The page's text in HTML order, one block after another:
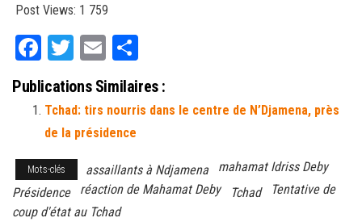
Post Views: 1 759
Fa
ce
bo
ok
T
tt
er
E
m
ail ag
er
Publications Similaires :
Tchad: tirs nourris dans le centre de N’Djamena, près
de la présidence
Mots-clés assaillants à Ndjamena
mahamat Idriss Deby
Présidence
réaction de Mahamat Deby Tchad
Tentative de
coup d'état au Tchad